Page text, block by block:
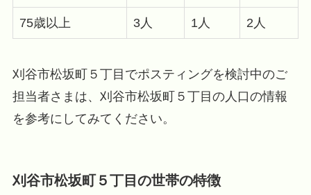
75歳以上 3人 1人 2人
刈谷市松坂町５丁目でポスティングを検討中のご
担当者さまは、刈谷市松坂町５丁目の人口の情報
を参考にしてみてください。
刈谷市松坂町５丁目の世帯の特徴